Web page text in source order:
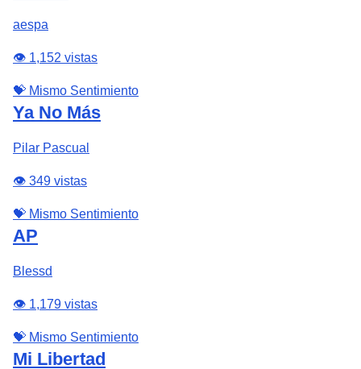
aespa
👁️ 1,152 vistas
💝 Mismo Sentimiento
Ya No Más
Pilar Pascual
👁️ 349 vistas
💝 Mismo Sentimiento
AP
Blessd
👁️ 1,179 vistas
💝 Mismo Sentimiento
Mi Libertad